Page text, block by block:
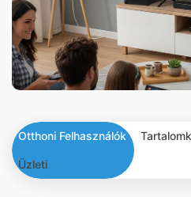
Otthoni Felhasználók
Üzleti